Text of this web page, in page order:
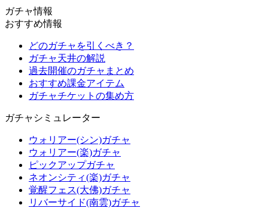
ガチャ情報
おすすめ情報
どのガチャを引くべき？
ガチャ天井の解説
過去開催のガチャまとめ
おすすめ課金アイテム
ガチャチケットの集め方
ガチャシミュレーター
ウォリアー(シン)ガチャ
ウォリアー(楽)ガチャ
ピックアップガチャ
ネオンシティ(楽)ガチャ
覚醒フェス(大佛)ガチャ
リバーサイド(南雲)ガチャ